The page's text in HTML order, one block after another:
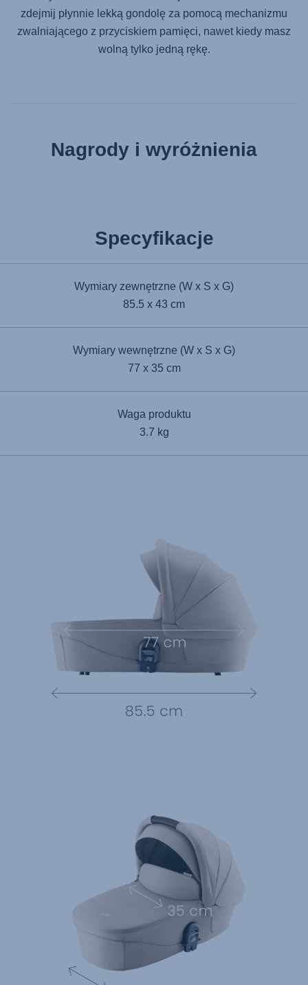
zdejmij płynnie lekką gondolę za pomocą mechanizmu
zwalniającego z przyciskiem pamięci, nawet kiedy masz
wolną tylko jedną rękę.
Nagrody i wyróżnienia
Specyfikacje
Wymiary zewnętrzne (W x S x G)
85.5 x 43 cm
Wymiary wewnętrzne (W x S x G)
77 x 35 cm
Waga produktu
3.7 kg